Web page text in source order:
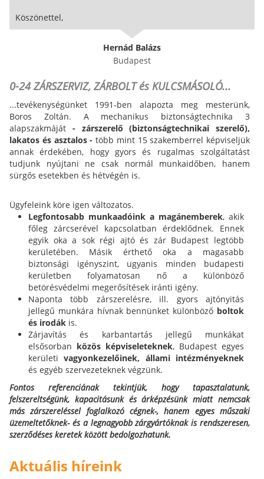
Köszönettel,
Hernád Balázs
Budapest
0-24 ZÁRSZERVIZ, ZÁRBOLT és KULCSMÁSOLÓ...
...tevékenységünket 1991-ben alapozta meg mesterünk,
Boros Zoltán. A mechanikus biztonságtechnika 3
alapszakmáját - zárszerelő (biztonságtechnikai szerelő),
lakatos és asztalos - több mint 15 szakemberrel képviseljük
annak érdekében, hogy gyors és rugalmas szolgáltatást
tudjunk nyújtani ne csak normál munkaidőben, hanem
sürgős esetekben és hétvégén is.
Ügyfeleink köre igen változatos.
Legfontosabb munkaadóink a magánemberek, akik
főleg zárcserével kapcsolatban érdeklődnek. Ennek
egyik oka a sok régi ajtó és zár Budapest legtöbb
kerületében. Másik érthető oka a magasabb
biztonsági igényszint, ugyanis minden budapesti
kerületben folyamatosan nő a különböző
betörésvédelmi megerősítések iránti igény.
Naponta több zárszerelésre, ill. gyors ajtónyitás
jellegű munkára hívnak bennünket különböző boltok
és irodák is.
Zárjavítás és karbantartás jellegű munkákat
elsősorban közös képviseleteknek, Budapest egyes
kerületivagyonkezelőinek, állami intézményeknek
és egyéb szervezeteknek végzünk.
Fontos referenciának tekintjük, hogy tapasztalatunk,
felszereltségünk, kapacitásunk és árképzésünk miatt nemcsak
más zárszereléssel foglalkozó cégnek-, hanem egyes műszaki
üzemeltetőknek- és a legnagyobb zárgyártóknak is rendszeresen,
szerződéses keretek között bedolgozhatunk.
Aktuális híreink